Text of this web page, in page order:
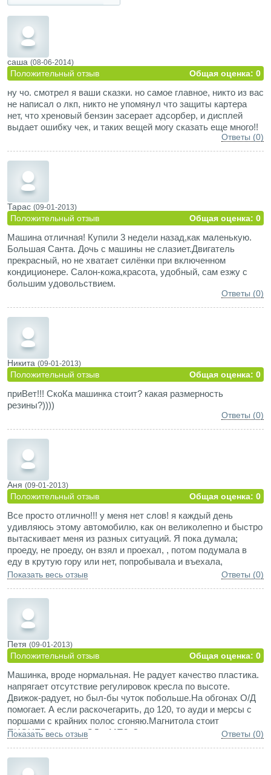
саша (08-06-2014)
Положительный отзыв Общая оценка: 0
ну чо. смотрел я ваши сказки. но самое главное, никто из вас
не написал о лкп, никто не упомянул что защиты картера
нет, что хреновый бензин засерает адсорбер, и дисплей
выдает ошибку чек, и таких вещей могу сказать еще много!!
Ответы (0)
Тарас (09-01-2013)
Положительный отзыв Общая оценка: 0
Машина отличная! Купили 3 недели назад,как маленькую.
Большая Санта. Дочь с машины не слазиет.Двигатель
прекрасный, но не хватает силёнки при включенном
кондиционере. Салон-кожа,красота, удобный, сам езжу с
большим удовольствием.
Ответы (0)
Никита (09-01-2013)
Положительный отзыв Общая оценка: 0
приВет!!! СкоКа машинка стоит? какая размерность
резины?))))
Ответы (0)
Аня (09-01-2013)
Положительный отзыв Общая оценка: 0
Все просто отлично!!! у меня нет слов! я каждый день
удивляюсь этому автомобилю, как он великолепно и быстро
вытаскивает меня из разных ситуаций. Я пока думала;
проеду, не проеду, он взял и проехал, , потом подумала в
еду в крутую гору или нет, попробывала и въехала,
развернусь на пяточке или нет, и развернулась, смогу
были довольны, всех разместила!!!
Показать весь отзыв Ответы (0)
Петя (09-01-2013)
Положительный отзыв Общая оценка: 0
Машинка, вроде нормальная. Не радует качество пластика.
напрягает отсутствие регулировок кресла по высоте.
Движок-радует, но был-бы чуток побольше.На обгонах О/Д
помогает. А если раскочегарить, до 120, то ауди и мерсы с
поршами с крайних полос сгоняю.Магнитола стоит
ПИОНЕРовская, с СД и МП3. Звука хватает, но частоты
Показать весь отзыв Ответы (0)